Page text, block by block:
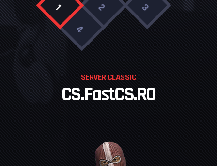
1 2 3
4
SERVER CLASSIC
CS.FastCS.RO